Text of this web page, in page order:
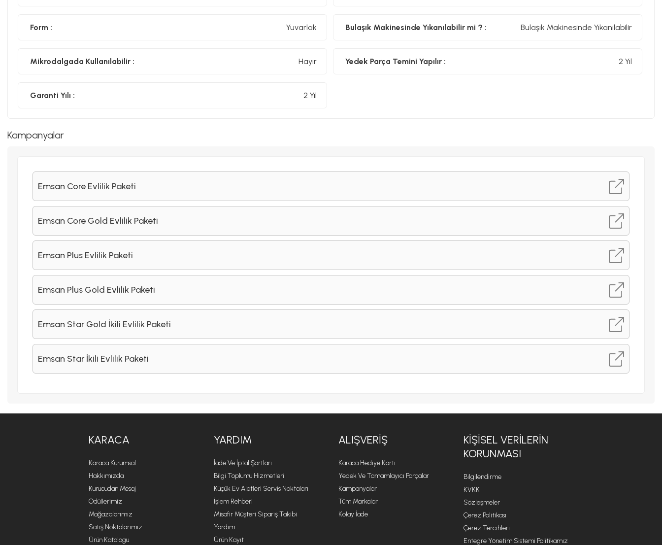
Form : Yuvarlak Bulaşık Makinesinde Yıkanılabilir mi ? : Bulaşık Makinesinde Yıkanılabilir
Mikrodalgada Kullanılabilir : Hayır Yedek Parça Temini Yapılır : 2 Yıl
Garanti Yılı : 2 Yıl
Kampanyalar
Emsan Core Evlilik Paketi
Emsan Core Gold Evlilik Paketi
Emsan Plus Evlilik Paketi
Emsan Plus Gold Evlilik Paketi
Emsan Star Gold İkili Evlilik Paketi
Emsan Star İkili Evlilik Paketi
KARACA
Karaca Kurumsal
Hakkımızda
Kurucudan Mesaj
Ödüllerimiz
Mağazalarımız
Satış Noktalarımız
Ürün Katalogu
YARDIM
İade Ve İptal Şartları
Bilgi Toplumu Hizmetleri
Küçük Ev Aletleri Servis Noktaları
İşlem Rehberi
Misafir Müşteri Sipariş Takibi
Yardım
Ürün Kayıt
ALIŞVERIŞ
Karaca Hediye Kartı
Yedek Ve Tamamlayıcı Parçalar
Kampanyalar
Tüm Markalar
Kolay İade
KIŞISEL VERILERIN
KORUNMASI
Bilgilendirme
KVKK
Sözleşmeler
Çerez Politikası
Çerez Tercihleri
Entegre Yönetim Sistemi Politikamız